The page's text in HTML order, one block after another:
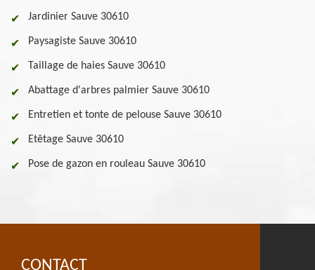
Jardinier Sauve 30610
Paysagiste Sauve 30610
Taillage de haies Sauve 30610
Abattage d'arbres palmier Sauve 30610
Entretien et tonte de pelouse Sauve 30610
Etêtage Sauve 30610
Pose de gazon en rouleau Sauve 30610
CONTACT